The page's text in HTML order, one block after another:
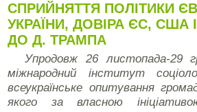
СПРИЙНЯТТЯ ПОЛІТИКИ
УКРАЇНИ, ДОВІРА ЄС, США
ДО Д. ТРАМПА
Упродовж 26 листопада-29
міжнародний інститут
всеукраїнське опитування
якого за власною